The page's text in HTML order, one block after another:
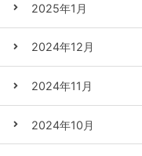
2025年1月
2024年12月
2024年11月
2024年10月